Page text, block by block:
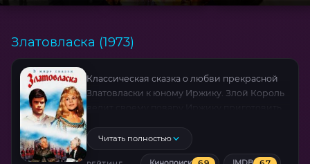
Златовласка (1973)
Классическая сказка о любви прекрасной
Златовласки к юному Иржику. Злой Король
Иржик решает отведать чудесную рыбу и
начинает понимать язык зверей.\n\nПравда
Читать полностью